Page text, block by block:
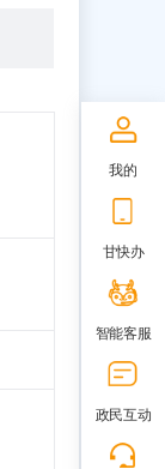
我的
甘快办
智能客服
政民互动